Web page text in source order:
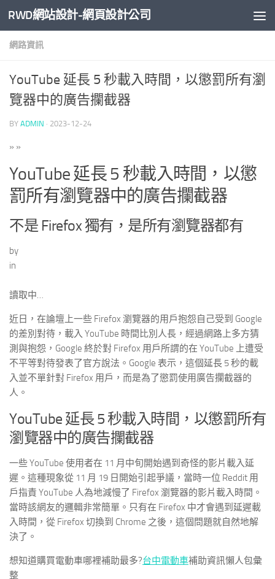
Skip to content
RWD網站設計-網頁設計公司
網路資訊
YouTube 延長 5 秒載入時間，以懲罰所有瀏
覽器中的廣告攔截器
BY ADMIN · 2023-12-24
» »
YouTube 延長 5 秒載入時間，以懲
罰所有瀏覽器中的廣告攔截器
不是 Firefox 獨有，是所有瀏覽器都有
by
in
讀取中…
近日，在論壇上一些 Firefox 瀏覽器的用戶抱怨自己受到 Google
的差別對待，載入 YouTube 時間比別人長，經過網路上多方猜
測與抱怨，Google 終於對 Firefox 用戶所謂的在 YouTube 上遭受
不平等對待發表了官方說法。Google 表示，這個延長 5 秒的載
入並不單針對 Firefox 用戶，而是為了懲罰使用廣告攔截器的
人。
YouTube 延長 5 秒載入時間，以懲罰所有
瀏覽器中的廣告攔截器
一些 YouTube 使用者在 11 月中旬開始遇到奇怪的影片載入延
遲。這種現象從 11 月 19 日開始引起爭議，當時一位 Reddit 用
戶指責 YouTube 人為地減慢了 Firefox 瀏覽器的影片載入時間。
當時該網友的邏輯非常簡單。只有在 Firefox 中才會遇到延遲載
入時間，從 Firefox 切換到 Chrome 之後，這個問題就自然地解
決了。
想知道購買電動車哪裡補助最多?台中電動車補助資訊懶人包彙
整